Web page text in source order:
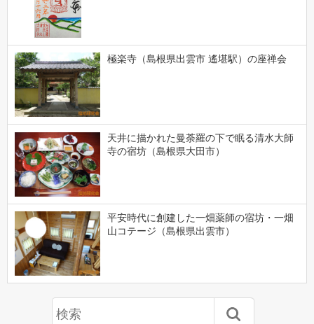
極楽寺（島根県出雲市 遙堪駅）の座禅会
天井に描かれた曼荼羅の下で眠る清水大師
寺の宿坊（島根県大田市）
平安時代に創建した一畑薬師の宿坊・一畑
山コテージ（島根県出雲市）